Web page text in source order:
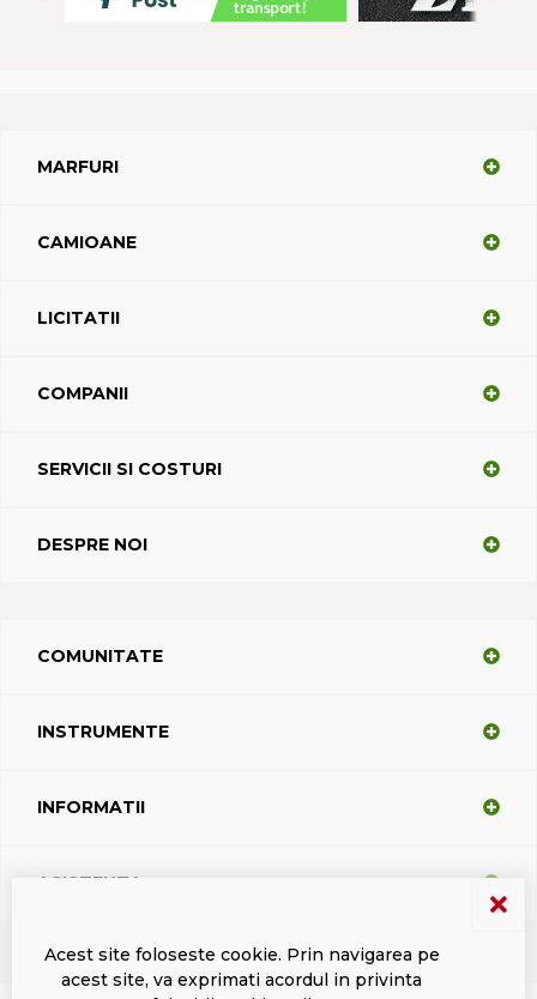
MARFURI
CAMIOANE
LICITATII
COMPANII
SERVICII SI COSTURI
DESPRE NOI
COMUNITATE
INSTRUMENTE
INFORMATII
ASISTENTA
Acest site foloseste cookie. Prin navigarea pe
acest site, va exprimati acordul in privinta